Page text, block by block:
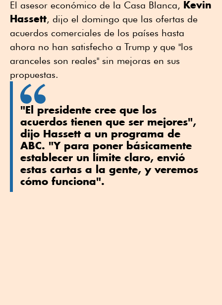
El asesor económico de la Casa Blanca, Kevin
Hassett, dijo el domingo que las ofertas de
acuerdos comerciales de los países hasta
ahora no han satisfecho a Trump y que "los
aranceles son reales" sin mejoras en sus
propuestas.
"El presidente cree que los
acuerdos tienen que ser mejores",
dijo Hassett a un programa de
ABC. "Y para poner básicamente
establecer un límite claro, envió
estas cartas a la gente, y veremos
cómo funciona".